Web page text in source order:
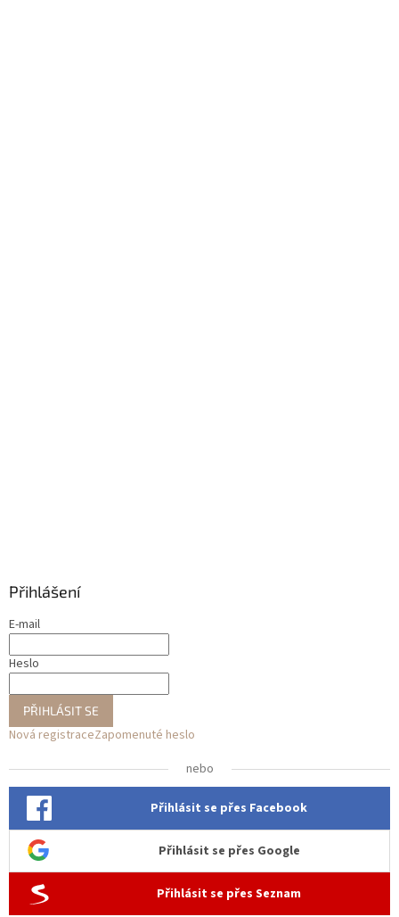
Přihlášení
E-mail
Heslo
PŘIHLÁSIT SE
Nová registraceZapomenuté heslo
nebo
Přihlásit se přes Facebook
Přihlásit se přes Google
Přihlásit se přes Seznam